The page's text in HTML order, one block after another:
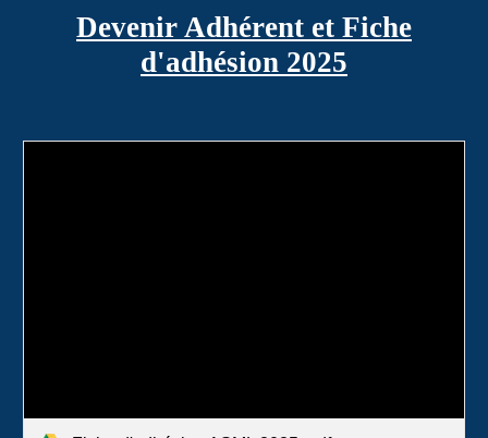
Devenir Adhérent et Fiche
d'adhésion 2025